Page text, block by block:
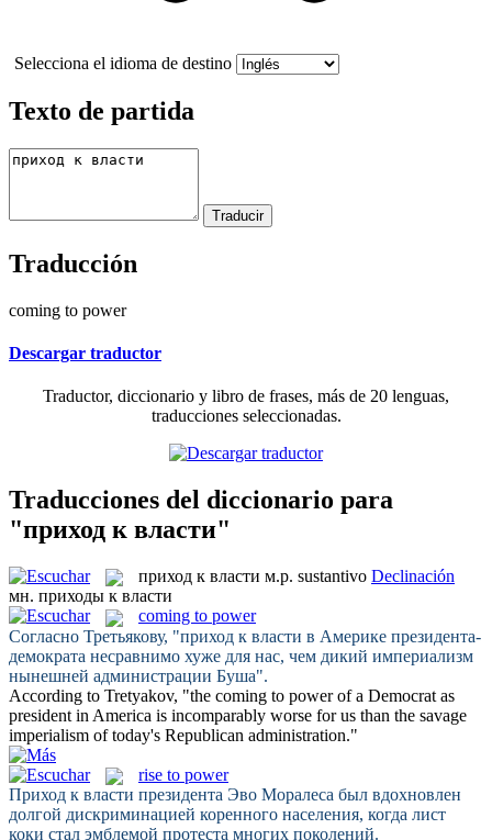
Selecciona el idioma de destino
Texto de partida
Traducción
coming to power
Descargar traductor
Traductor, diccionario y libro de frases, más de 20 lenguas,
traducciones seleccionadas.
Traducciones del diccionario para
"приход к власти"
приход к власти м.р. sustantivo Declinación
мн. приходы к власти
coming to power
Согласно Третьякову, "приход к власти в Америке президента-
демократа несравнимо хуже для нас, чем дикий империализм
нынешней администрации Буша".
According to Tretyakov, "the coming to powerof a Democrat as
president in America is incomparably worse for us than the savage
imperialism of today's Republican administration."
rise to power
Приход к власти президента Эво Моралеса был вдохновлен
долгой дискриминацией коренного населения, когда лист
коки стал эмблемой протеста многих поколений.